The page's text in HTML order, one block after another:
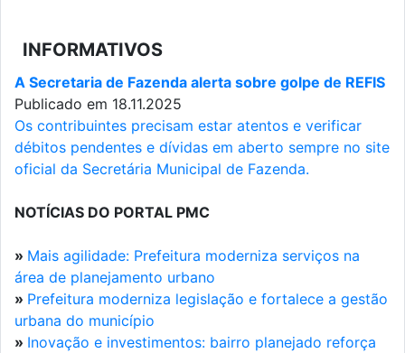
INFORMATIVOS
A Secretaria de Fazenda alerta sobre golpe de REFIS
Publicado em 18.11.2025
Os contribuintes precisam estar atentos e verificar
débitos pendentes e dívidas em aberto sempre no site
oficial da Secretária Municipal de Fazenda.
NOTÍCIAS DO PORTAL PMC
» Mais agilidade: Prefeitura moderniza serviços na
área de planejamento urbano
» Prefeitura moderniza legislação e fortalece a gestão
urbana do município
» Inovação e investimentos: bairro planejado reforça